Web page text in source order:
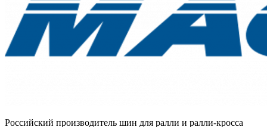
Российский производитель шин для ралли и ралли-кросса